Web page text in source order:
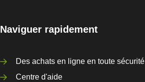
Naviguer rapidement
Des achats en ligne en toute sécurité
Centre d'aide